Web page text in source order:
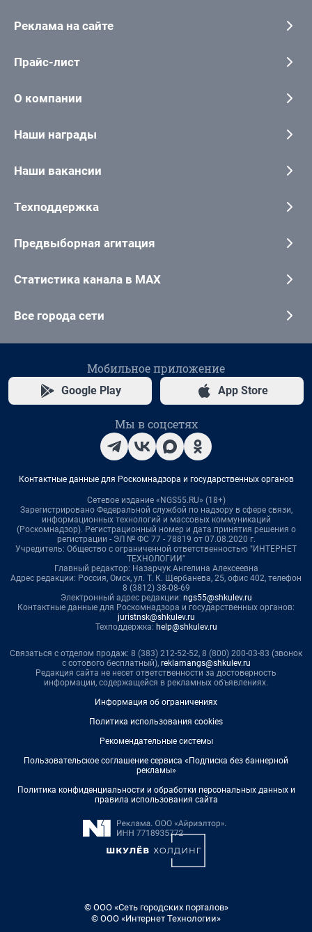
Реклама на сайте
Прайс-лист
О компании
Наши награды
Наши вакансии
Техподдержка
Предвыборная агитация
Статистика канала в MAX
Все города сети
Мобильное приложение
Google Play App Store
Мы в соцсетях
Контактные данные для Роскомнадзора и государственных органов
Сетевое издание «NGS55.RU» (18+)
Зарегистрировано Федеральной службой по надзору в сфере связи,
информационных технологий и массовых коммуникаций
(Роскомнадзор). Регистрационный номер и дата принятия решения о
регистрации - ЭЛ № ФС 77 - 78819 от 07.08.2020 г.
Учредитель: Общество с ограниченной ответственностью "ИНТЕРНЕТ
ТЕХНОЛОГИИ"
Главный редактор: Назарчук Ангелина Алексеевна
Адрес редакции: Россия, Омск, ул. Т. К. Щербанева, 25, офис 402, телефон
8 (3812) 38-08-69
Электронный адрес редакции: ngs55@shkulev.ru
Контактные данные для Роскомнадзора и государственных органов:
juristnsk@shkulev.ru
Техподдержка: help@shkulev.ru
Связаться с отделом продаж: 8 (383) 212-52-52, 8 (800) 200-03-83 (звонок
с сотового бесплатный), reklamangs@shkulev.ru
Редакция сайта не несет ответственности за достоверность
информации, содержащейся в рекламных объявлениях.
Информация об ограничениях
Политика использования cookies
Рекомендательные системы
Пользовательское соглашение сервиса «Подписка без баннерной
рекламы»
Политика конфиденциальности и обработки персональных данных и
правила использования сайта
© ООО «Сеть городских порталов»
© ООО «Интернет Технологии»